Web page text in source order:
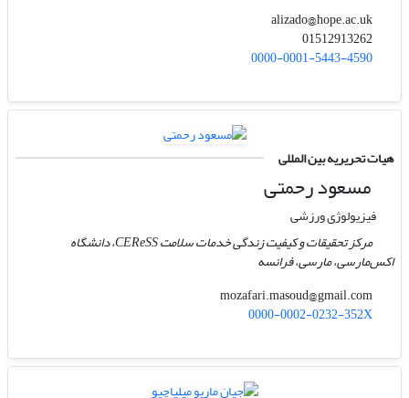
alizado@hope.ac.uk
01512913262
0000-0001-5443-4590
هیات تحریریه بین المللی
مسعود رحمتی
فیزیولوژی ورزشی
مرکز تحقیقات و کیفیت زندگی خدمات سلامت CEReSS، دانشگاه
اکس‌مارسی، مارسی، فرانسه
mozafari.masoud@gmail.com
0000-0002-0232-352X